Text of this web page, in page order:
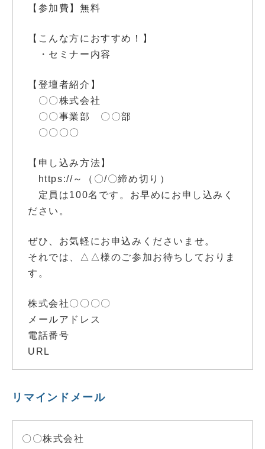
【参加費】無料
【こんな方におすすめ！】
・セミナー内容
【登壇者紹介】
〇〇株式会社
〇〇事業部 〇〇部
〇〇〇〇
【申し込み方法】
https://～（〇/〇締め切り）
定員は100名です。お早めにお申し込みく
ださい。
ぜひ、お気軽にお申込みくださいませ。
それでは、△△様のご参加お待ちしておりま
す。
株式会社〇〇〇〇
メールアドレス
電話番号
URL
リマインドメール
〇〇株式会社